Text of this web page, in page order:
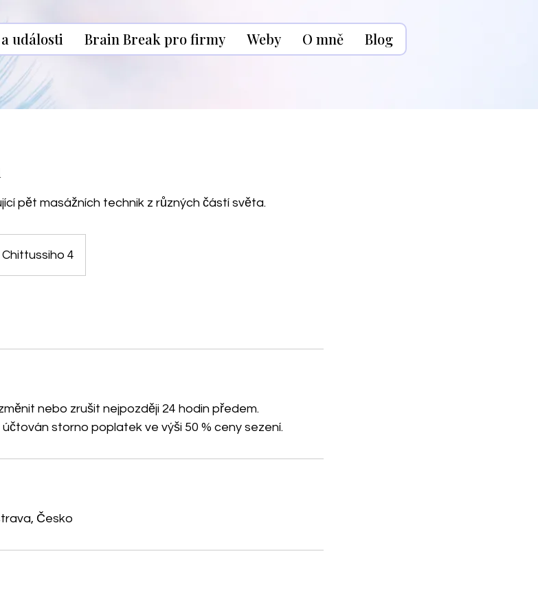
události Brain Break pro firmy Weby O mně Blog
pět masážních technik z různých částí světa.
Chittussiho 4
nebo zrušit nejpozději 24 hodin předem.
storno poplatek ve výši 50 % ceny sezení.
Česko